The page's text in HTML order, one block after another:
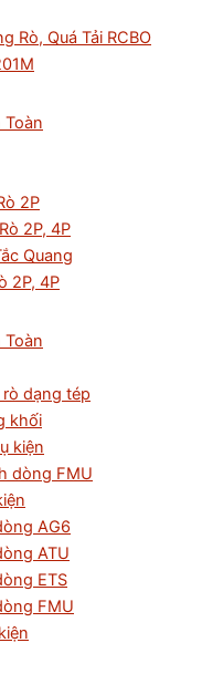
Rò, Quá Tải RCBO
Toàn
2P
2P, 4P
Quang
2P, 4P
Toàn
rò dạng tép
khối
kiện
dòng FMU
AG6
ATU
ETS
FMU